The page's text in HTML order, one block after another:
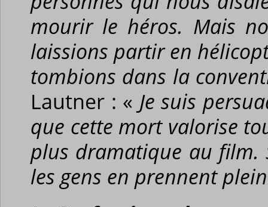
mourir le héros. Mais
laissions partir en
tombions dans la
Lautner : « Je suis
que cette mort valorise
plus dramatique au film.
les gens en prennent